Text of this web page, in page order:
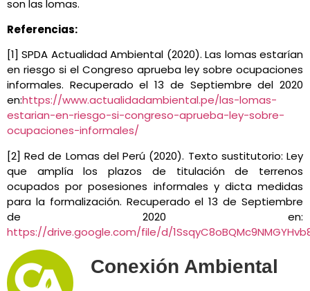
son las lomas.
Referencias:
[1] SPDA Actualidad Ambiental (2020). Las lomas estarían
en riesgo si el Congreso aprueba ley sobre ocupaciones
informales. Recuperado el 13 de Septiembre del 2020
en:https://www.actualidadambiental.pe/las-lomas-
estarian-en-riesgo-si-congreso-aprueba-ley-sobre-
ocupaciones-informales/
[2] Red de Lomas del Perú (2020). Texto sustitutorio: Ley
que amplía los plazos de titulación de terrenos
ocupados por posesiones informales y dicta medidas
para la formalización. Recuperado el 13 de Septiembre
de 2020 en:
https://drive.google.com/file/d/
Conexión Ambiental